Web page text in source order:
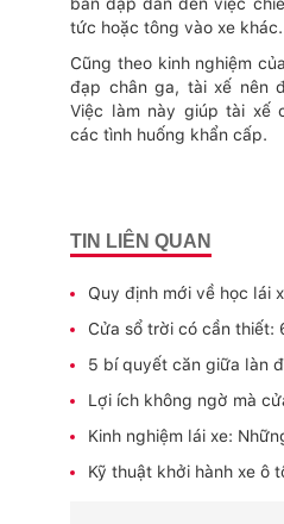
tức hoặc tông vào xe khác.
Cũng theo kinh nghiệm
đạp chân ga, tài xế nên
Việc làm này giúp tài xế
các tình huống khẩn cấp.
TIN LIÊN QUAN
Quy định mới về học lái
Cửa sổ trời có cần
5 bí quyết căn giữa làn
Lợi ích không ngờ mà
Kinh nghiệm lái xe:
Kỹ thuật khởi hành xe ô